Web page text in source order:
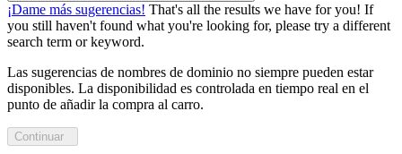
¡Dame más sugerencias! That's all the results we have for you! If
you still haven't found what you're looking for, please try a different
search term or keyword.
Las sugerencias de nombres de dominio no siempre pueden estar
disponibles. La disponibilidad es controlada en tiempo real en el
punto de añadir la compra al carro.